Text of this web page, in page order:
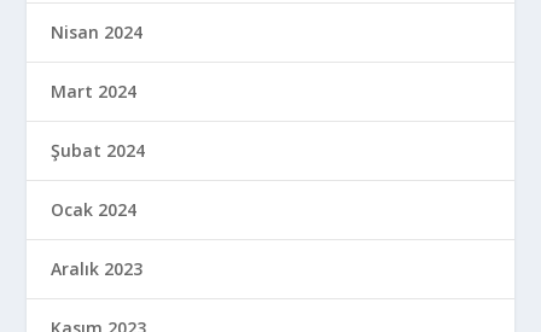
Nisan 2024
Mart 2024
Şubat 2024
Ocak 2024
Aralık 2023
Kasım 2023